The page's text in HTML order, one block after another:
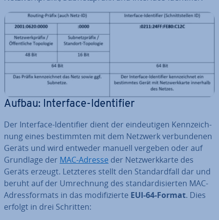
Aufbau: Interface-Iden­ti­fier
Der Interface-Iden­ti­fier dient der ein­deu­ti­gen Kenn­zeich­
nung eines be­stimm­ten mit dem Netzwerk ver­bun­de­nen
Geräts und wird entweder manuell vergeben oder auf
Grundlage der MAC-Adresse der Netz­werk­kar­te des
Geräts erzeugt. Letzteres stellt den Stan­dard­fall dar und
beruht auf der Um­rech­nung des stan­dar­di­sier­ten MAC-
Adress­for­mats in das mo­di­fi­zier­te EUI-64-Format. Dies
erfolgt in drei Schritten: